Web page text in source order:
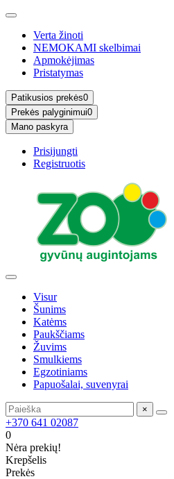
Verta žinoti
NEMOKAMI skelbimai
Apmokėjimas
Pristatymas
Patikusios prekės0
Prekės palyginimui0
Mano paskyra
Prisijungti
Registruotis
Visur
Šunims
Katėms
Paukščiams
Žuvims
Smulkiems
Egzotiniams
Papuošalai, suvenyrai
×
+370 641 02087
0
Nėra prekių!
Krepšelis
Prekės